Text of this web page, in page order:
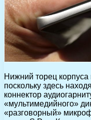
Нижний торец
поскольку здесь
коннектор
«мультимедийного»
«разговорный»